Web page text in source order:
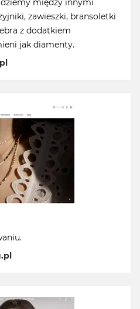
między innymi
zawieszki, bransoletki
z dodatkiem
jak diamenty.